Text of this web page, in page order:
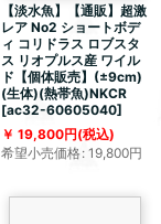
【淡水魚】【通販】超激
レア No2 ショートボデ
ィ コリドラス ロブスタ
ス リオプルス産 ワイル
ド【個体販売】(±9cm)
(生体)(熱帯魚)NKCR
[ac32-60605040]
19,800円(税込)
希望小売価格: 19,800円